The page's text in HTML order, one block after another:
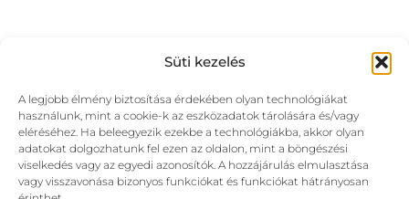
Süti kezelés
A legjobb élmény biztosítása érdekében olyan technológiákat
használunk, mint a cookie-k az eszközadatok tárolására és/vagy
eléréséhez. Ha beleegyezik ezekbe a technológiákba, akkor olyan
adatokat dolgozhatunk fel ezen az oldalon, mint a böngészési
viselkedés vagy az egyedi azonosítók. A hozzájárulás elmulasztása
vagy visszavonása bizonyos funkciókat és funkciókat hátrányosan